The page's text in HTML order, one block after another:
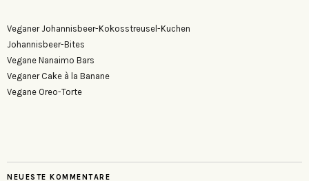
Veganer Johannisbeer-Kokosstreusel-Kuchen
Johannisbeer-Bites
Vegane Nanaimo Bars
Veganer Cake à la Banane
Vegane Oreo-Torte
NEUESTE KOMMENTARE